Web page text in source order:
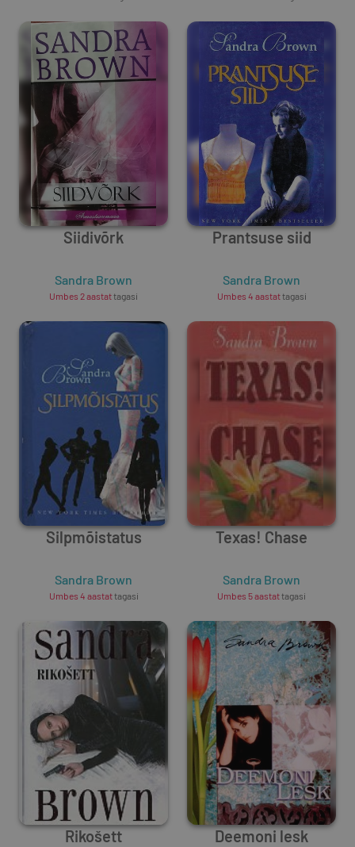
Siidivõrk
Sandra Brown
Umbes 2 aastattagasi
Prantsuse siid
Sandra Brown
Umbes 4 aastattagasi
Silpmõistatus
Sandra Brown
Umbes 4 aastattagasi
Texas! Chase
Sandra Brown
Umbes 5 aastattagasi
Rikošett Deemoni lesk